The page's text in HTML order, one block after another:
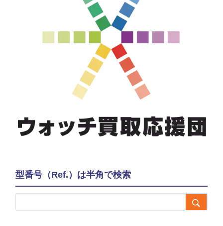
型番号（Ref.）は半角で検索
